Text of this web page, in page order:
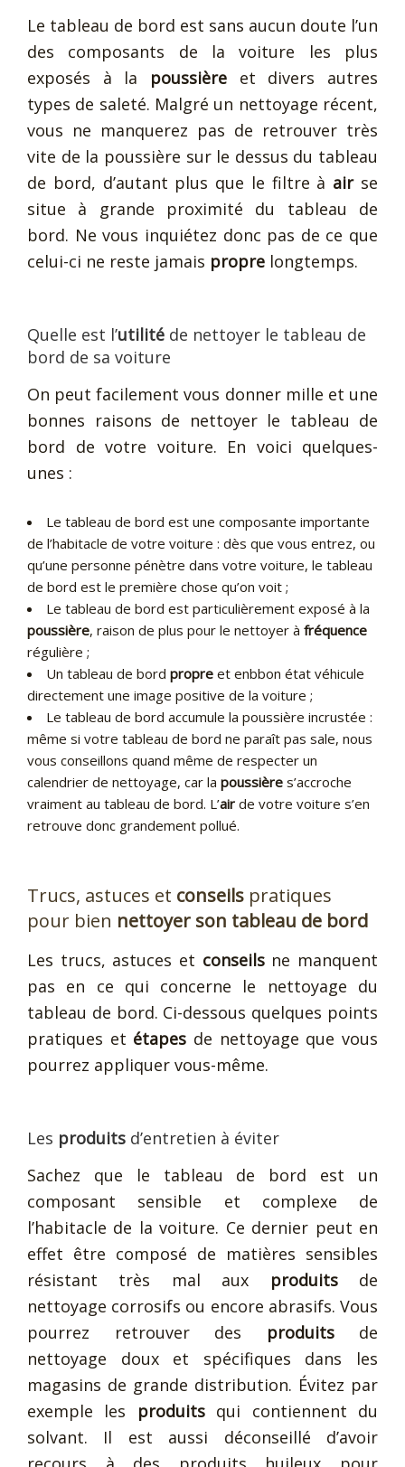
Le tableau de bord est sans aucun doute l’un
des composants de la voiture les plus
exposés à la poussière et divers autres
types de saleté. Malgré un nettoyage récent,
vous ne manquerez pas de retrouver très
vite de la poussière sur le dessus du tableau
de bord, d’autant plus que le filtre à airse
situe à grande proximité du tableau de
bord. Ne vous inquiétez donc pas de ce que
celui-ci ne reste jamais propre longtemps.
Quelle est l’utilité de nettoyer le tableau de
bord de sa voiture
On peut facilement vous donner mille et une
bonnes raisons de nettoyer le tableau de
bord de votre voiture. En voici quelques-
unes :
Le tableau de bord est une composante importante
de l’habitacle de votre voiture : dès que vous entrez, ou
qu’une personne pénètre dans votre voiture, le tableau
de bord est le première chose qu’on voit ;
Le tableau de bord est particulièrement exposé à la
poussière, raison de plus pour le nettoyer à fréquence
régulière ;
Un tableau de bord propre et enbbon état véhicule
directement une image positive de la voiture ;
Le tableau de bord accumule la poussière incrustée :
même si votre tableau de bord ne paraît pas sale, nous
vous conseillons quand même de respecter un
calendrier de nettoyage, car la poussière s’accroche
vraiment au tableau de bord. L’air de votre voiture s’en
retrouve donc grandement pollué.
Trucs, astuces et conseils pratiques
pour bien nettoyer son tableau de bord
Les trucs, astuces et conseilsne manquent
pas en ce qui concerne le nettoyage du
tableau de bord. Ci-dessous quelques points
pratiques et étapes de nettoyage que vous
pourrez appliquer vous-même.
Les produits d’entretien à éviter
Sachez que le tableau de bord est un
composant sensible et complexe de
l’habitacle de la voiture. Ce dernier peut en
effet être composé de matières sensibles
résistant très mal aux produitsde
nettoyage corrosifs ou encore abrasifs. Vous
pourrez retrouver des
produitsde
nettoyage doux et spécifiques dans les
magasins de grande distribution. Évitez par
exemple les produitsqui contiennent du
solvant. Il est aussi déconseillé d’avoir